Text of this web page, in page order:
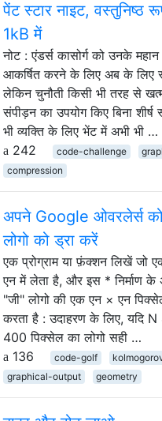
पेंट स्टार नाइट,
1kB में
नोट : एंडर्स कासोर्ग को उनके
आकर्षित करने के लिए अब के लिए
लेकिन चुनौती किसी भी तरह से
संपीड़न का उपयोग किए बिना
भी व्यक्ति के लिए भेंट में अभी भी …
242
code-challenge
compression
अपने Google ओवरलेर्स
लोगो को ड्रा करें
एक प्रोग्राम या फ़ंक्शन लिखें जो
एन में लेता है, और इस * निर्माण
"जी" लोगो की एक एन × एन
करता है : उदाहरण के लिए, यदि
400 पिक्सेल का लोगो सही …
136
code-golf
graphical-output
geometry